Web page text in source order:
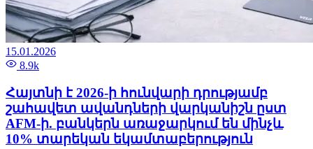
15.01.2026
8.9k
Հայտնի է 2026-ի հունվարի դրությամբ
շահավետ ավանդների վարկանիշն ըստ
AFM-ի. բանկերն առաջարկում են մինչև
10% տարեկան եկամտաբերություն